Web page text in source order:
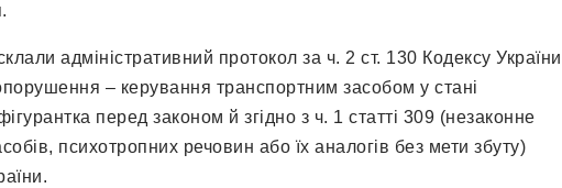
адміністративний протокол за ч. 2 ст. 130 Кодексу України
– керування транспортним засобом у стані
перед законом й згідно з ч. 1 статті 309 (незаконне
психотропних речовин або їх аналогів без мети збуту)